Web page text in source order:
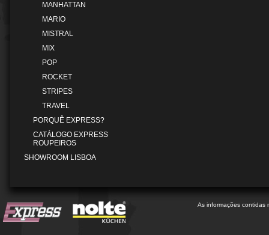
MANHATTAN
MARIO
MISTRAL
MIX
POP
ROCKET
STRIPES
TRAVEL
PORQUÊ EXPRESS?
CATÁLOGO EXPRESS
ROUPEIROS
SHOWROOM LISBOA
As informações contidas